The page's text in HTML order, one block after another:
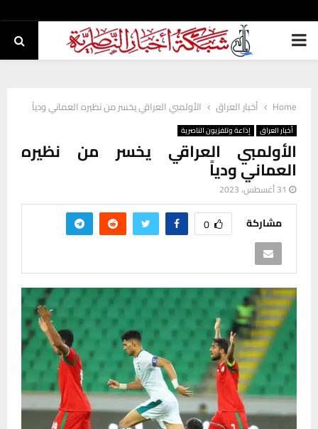
PRIMARY
Home أخبار العراق الأولمبي العراقي يخسر من نظيره العماني ودياً
أخبار العراق إذاعة وتلفزيون الناصرية
الأولمبي العراقي يخسر من نظيره
العماني ودياً
31 أغسطس، 2023
مشاركة 0